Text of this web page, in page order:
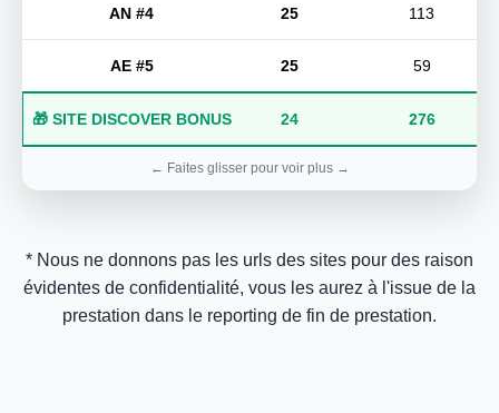
AN #4 25 113
AE #5 25 59
🎁 SITE DISCOVER BONUS 24 276
* Nous ne donnons pas les urls des sites pour des raison
évidentes de confidentialité, vous les aurez à l'issue de la
prestation dans le reporting de fin de prestation.